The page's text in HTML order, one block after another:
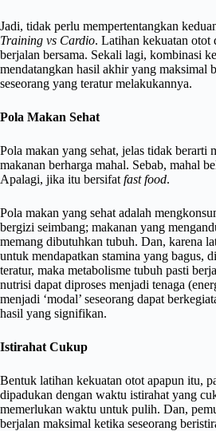
Jadi, tidak perlu mempertentangkan
Training vs Cardio. Latihan kekuatan otot
berjalan bersama. Sekali lagi, kombinasi
mendatangkan hasil akhir yang maksimal
seseorang yang teratur melakukannya.
Pola Makan Sehat
Pola makan yang sehat, jelas tidak berarti
makanan berharga mahal. Sebab, mahal
Apalagi, jika itu bersifat fast food.
Pola makan yang sehat adalah
bergizi seimbang; makanan yang
memang dibutuhkan tubuh. Dan, karena
untuk mendapatkan stamina yang bagus,
teratur, maka metabolisme tubuh pasti
nutrisi dapat diproses menjadi tenaga
menjadi ‘modal’ seseorang dapat
hasil yang signifikan.
Istirahat Cukup
Bentuk latihan kekuatan otot apapun itu,
dipadukan dengan waktu istirahat yang
memerlukan waktu untuk pulih. Dan,
berjalan maksimal ketika seseorang